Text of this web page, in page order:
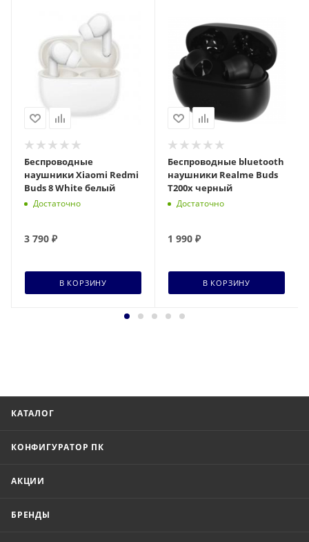
Беспроводные
наушники Xiaomi Redmi
Buds 8 White белый
Достаточно
3 790 ₽
В КОРЗИНУ
Беспроводные bluetooth
наушники Realme Buds
T200x черный
Достаточно
1 990 ₽
В КОРЗИНУ
КАТАЛОГ
КОНФИГУРАТОР ПК
АКЦИИ
БРЕНДЫ